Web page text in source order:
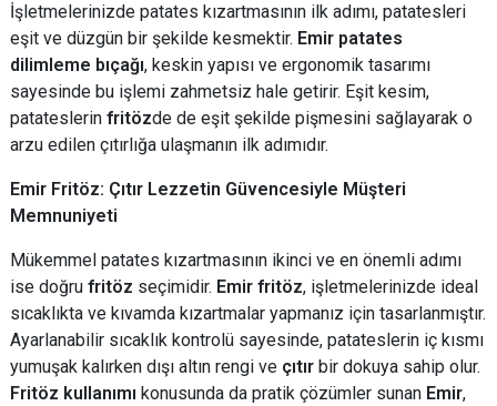
İşletmelerinizde patates kızartmasının ilk adımı, patatesleri
eşit ve düzgün bir şekilde kesmektir. Emir patates
dilimleme bıçağı, keskin yapısı ve ergonomik tasarımı
sayesinde bu işlemi zahmetsiz hale getirir. Eşit kesim,
patateslerin fritözde de eşit şekilde pişmesini sağlayarak o
arzu edilen çıtırlığa ulaşmanın ilk adımıdır.
Emir Fritöz: Çıtır Lezzetin Güvencesiyle Müşteri
Memnuniyeti
Mükemmel patates kızartmasının ikinci ve en önemli adımı
ise doğru fritöz seçimidir. Emir fritöz, işletmelerinizde ideal
sıcaklıkta ve kıvamda kızartmalar yapmanız için tasarlanmıştır.
Ayarlanabilir sıcaklık kontrolü sayesinde, patateslerin iç kısmı
yumuşak kalırken dışı altın rengi ve çıtır bir dokuya sahip olur.
Fritöz kullanımı konusunda da pratik çözümler sunan Emir,